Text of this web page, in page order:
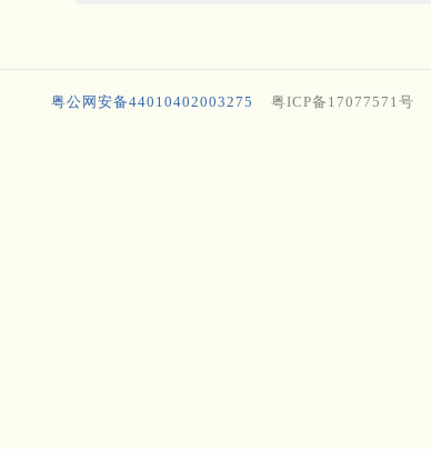
粤公网安备44010402003275 粤ICP备17077571号